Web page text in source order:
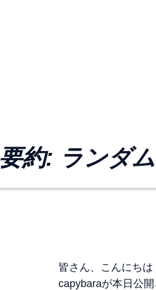
要約: ランダ
皆さん、こんにち
capybaraが本日公